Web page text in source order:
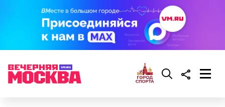
21 год вышла замуж и стала домохозяйкой. Через
два года у нее родилась дочь. Женщина стала жить
в доме престарелых только в возрасте 111 лет,
когда у нее появилась слабость и ухудшилось
зрение. В последние годы жизни у нее появились